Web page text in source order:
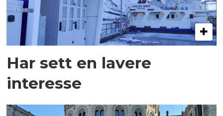
Har sett en lavere
interesse